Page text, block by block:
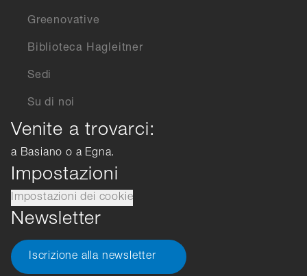
Greenovative
Biblioteca Hagleitner
Sedi
Su di noi
Venite a trovarci:
a Basiano o a Egna.
Impostazioni
Impostazioni dei cookie
Newsletter
Iscrizione alla newsletter